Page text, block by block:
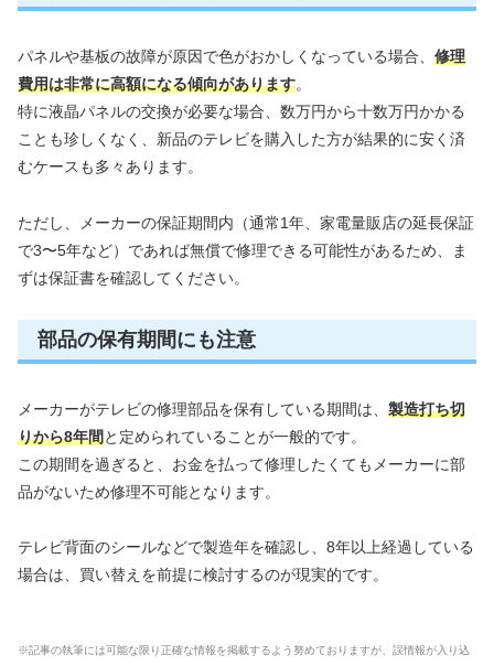
パネルや基板の故障が原因で色がおかしくなっている場合、 修理
費用は非常に高額になる傾向があります。
特に液晶パネルの交換が必要な場合、数万円から十数万円かかる
ことも珍しくなく、新品のテレビを購入した方が結果的に安く済
むケースも多々あります。
ただし、メーカーの保証期間内（通常1年、家電量販店の延長保証
で3〜5年など）であれば無償で修理できる可能性があるため、ま
ずは保証書を確認してください。
部品の保有期間にも注意
メーカーがテレビの修理部品を保有している期間は、 製造打ち切
りから8年間と定められていることが一般的です。
この期間を過ぎると、お金を払って修理したくてもメーカーに部
品がないため修理不可能となります。
テレビ背面のシールなどで製造年を確認し、8年以上経過している
場合は、買い替えを前提に検討するのが現実的です。
※記事の執筆には可能な限り正確な情報を掲載するよう努めておりますが、誤情報が入り込